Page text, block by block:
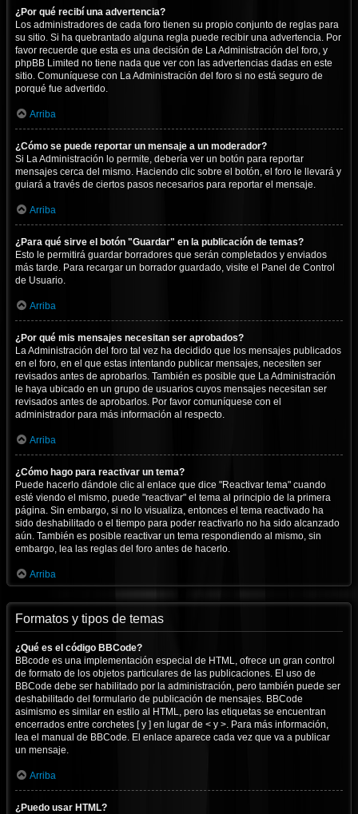
¿Por qué recibí una advertencia?
Los administradores de cada foro tienen su propio conjunto de reglas para
su sitio. Si ha quebrantado alguna regla puede recibir una advertencia. Por
favor recuerde que esta es una decisión de La Administración del foro, y
phpBB Limited no tiene nada que ver con las advertencias dadas en este
sitio. Comuníquese con La Administración del foro si no está seguro de
porqué fue advertido.
Arriba
¿Cómo se puede reportar un mensaje a un moderador?
Si La Administración lo permite, debería ver un botón para reportar
mensajes cerca del mismo. Haciendo clic sobre el botón, el foro le llevará y
guiará a través de ciertos pasos necesarios para reportar el mensaje.
Arriba
¿Para qué sirve el botón "Guardar" en la publicación de temas?
Esto le permitirá guardar borradores que serán completados y enviados
más tarde. Para recargar un borrador guardado, visite el Panel de Control
de Usuario.
Arriba
¿Por qué mis mensajes necesitan ser aprobados?
La Administración del foro tal vez ha decidido que los mensajes publicados
en el foro, en el que estas intentando publicar mensajes, necesiten ser
revisados antes de aprobarlos. También es posible que La Administración
le haya ubicado en un grupo de usuarios cuyos mensajes necesitan ser
revisados antes de aprobarlos. Por favor comuníquese con el
administrador para más información al respecto.
Arriba
¿Cómo hago para reactivar un tema?
Puede hacerlo dándole clic al enlace que dice "Reactivar tema" cuando
esté viendo el mismo, puede "reactivar" el tema al principio de la primera
página. Sin embargo, si no lo visualiza, entonces el tema reactivado ha
sido deshabilitado o el tiempo para poder reactivarlo no ha sido alcanzado
aún. También es posible reactivar un tema respondiendo al mismo, sin
embargo, lea las reglas del foro antes de hacerlo.
Arriba
Formatos y tipos de temas
¿Qué es el código BBCode?
BBcode es una implementación especial de HTML, ofrece un gran control
de formato de los objetos particulares de las publicaciones. El uso de
BBCode debe ser habilitado por la administración, pero también puede ser
deshabilitado del formulario de publicación de mensajes. BBCode
asimismo es similar en estilo al HTML, pero las etiquetas se encuentran
encerrados entre corchetes [ y ] en lugar de < y >. Para más información,
lea el manual de BBCode. El enlace aparece cada vez que va a publicar
un mensaje.
Arriba
¿Puedo usar HTML?